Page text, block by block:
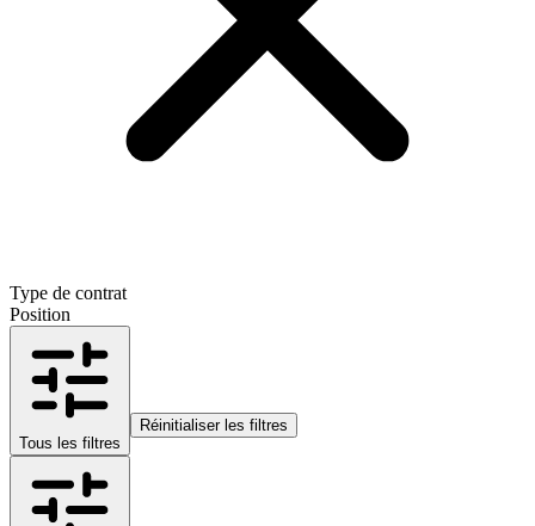
Type de contrat
Position
Tous les filtres
Réinitialiser les filtres